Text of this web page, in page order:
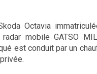
Octavia
mobile GATSO
est conduit par un